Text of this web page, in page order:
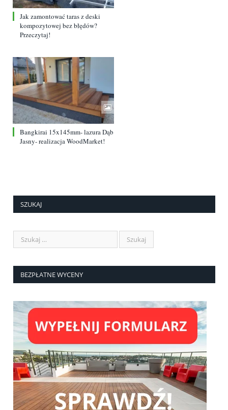
Jak zamontować taras z deski
kompozytowej bez błędów?
Przeczytaj!
Bangkirai 15x145mm- lazura Dąb
Jasny- realizacja WoodMarket!
SZUKAJ
BEZPŁATNE WYCENY